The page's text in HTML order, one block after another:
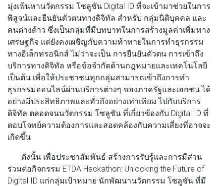
มุ่งเฟ้นหานวัตกรรม โซลูชัน Digital ID ที่จะเข้ามาช่วยในการ
พิสูจน์และยืนยันตัวตนทางดิจิทัล สำหรับ กลุ่มนิติบุคคล และ
คนต่างด้าว ซึ่งเป็นกลุ่มที่มีบทบาทในการสร้างมูลค่าเพิ่มทาง
เศรษฐกิจ แต่ยังคงเผชิญกับความท้าทายในการทำธุรกรรม
ทางอิเล็กทรอนิกส์ ไม่ว่าจะเป็น การยืนยันตัวตน การเข้าถึง
บริการทางดิจิทัล หรือข้อจำกัดด้านกฎหมายและเทคโนโลยี
เป็นต้น เพื่อให้ประชาชนทุกกลุ่มสามารถเข้าถึงการทำ
ธุรกรรมออนไลน์ผ่านบริการต่างๆ ของภาครัฐและเอกชน ได้
อย่างมีประสิทธิภาพและทั่วถึงอย่างเท่าเทียม ไปกับบริการ
ดิจิทัล ตลอดจนนวัตกรรม โซลูชัน ที่เกี่ยวข้องกับ Digital ID ที่
ตอบโจทย์ความต้องการและสอดคล้องกับความเสี่ยงที่อาจจะ
เกิดขึ้น
ดังนั้น เพื่อประชาสัมพันธ์ สร้างการรับรู้และการมีส่วน
ร่วมต่อกิจกรรม ETDA Hackathon: Unlocking the Future of
Digital ID แก่กลุ่มเป้าหมาย นักพัฒนานวัตกรรม โซลูชัน ที่มี